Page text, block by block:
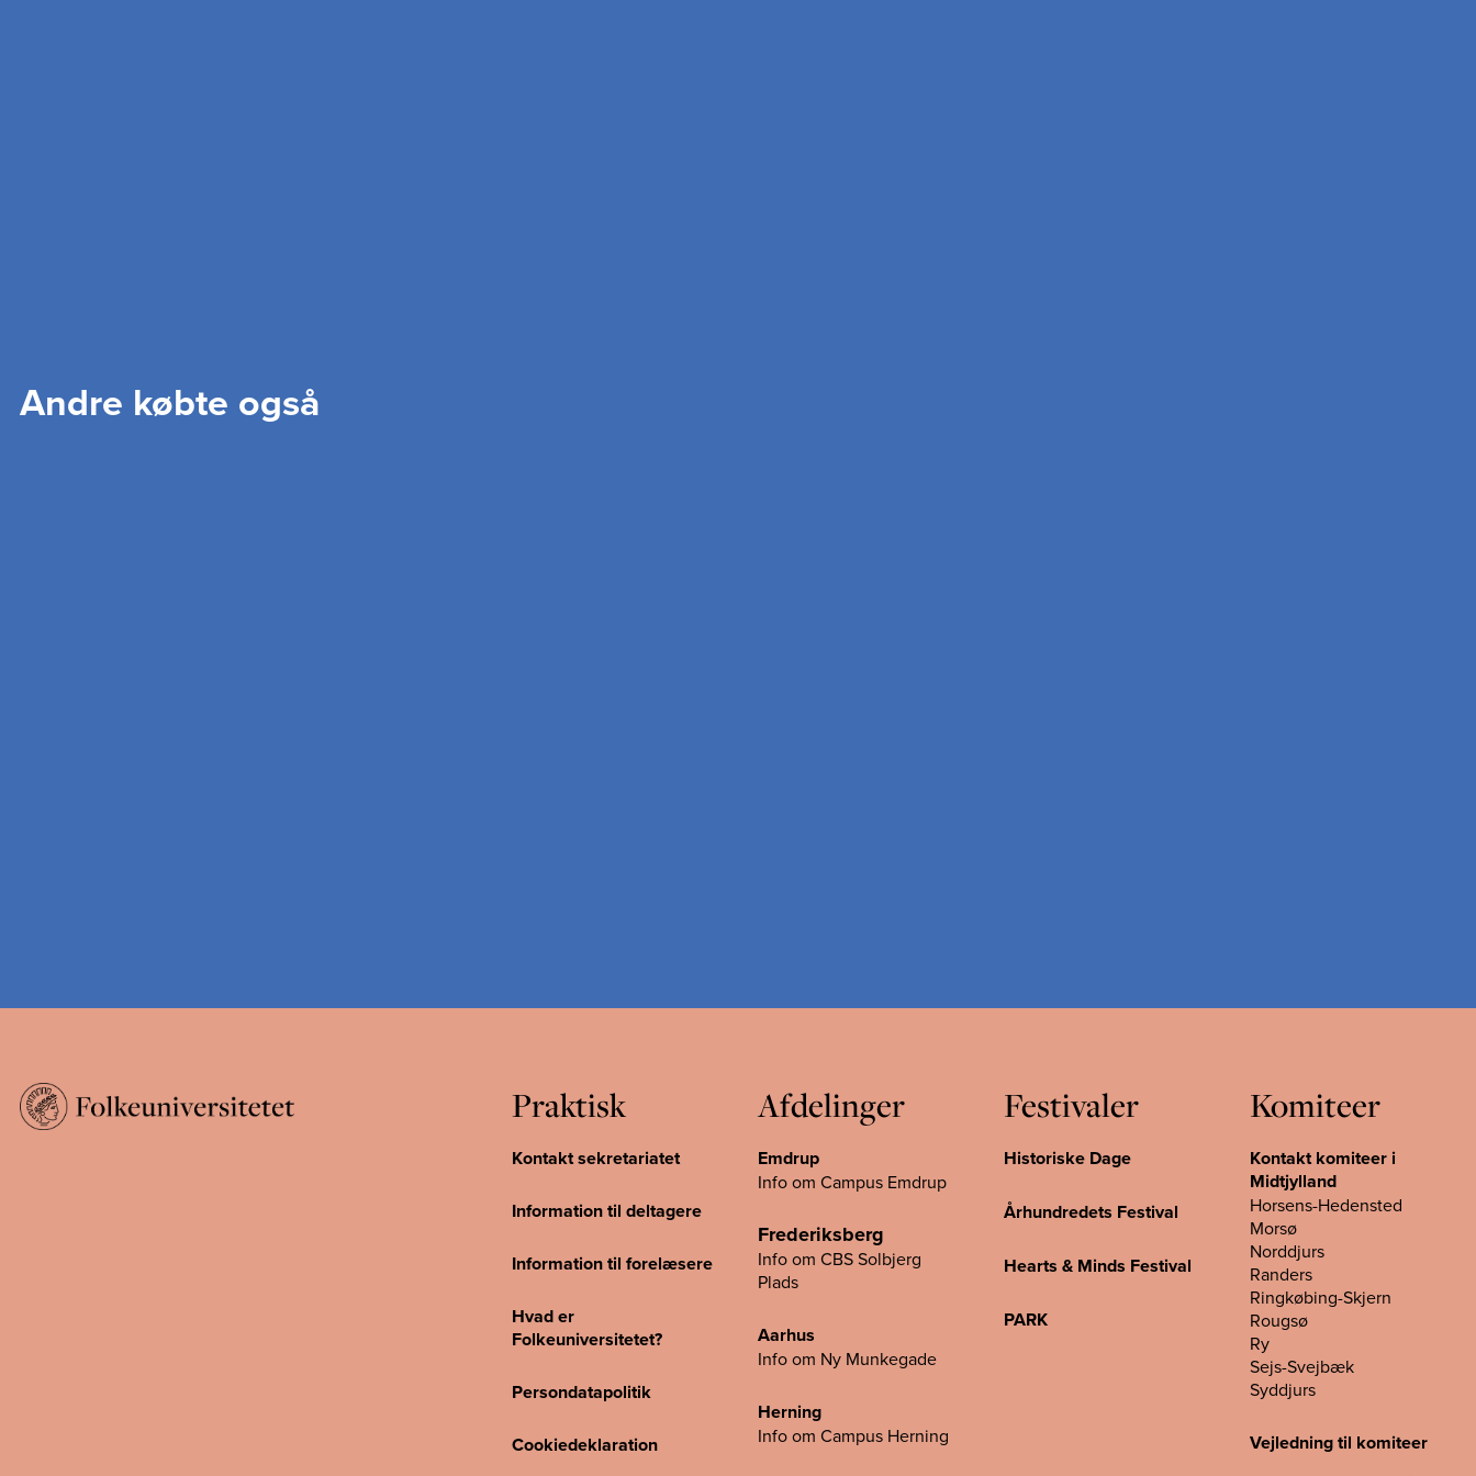
Andre købte også
Praktisk
Kontakt sekretariatet
Information til deltagere
Information til forelæsere
Hvad er
Folkeuniversitetet?
Persondatapolitik
Cookiedeklaration
Afdelinger
Emdrup
Info om Campus Emdrup
Frederiksberg
Info om CBS Solbjerg
Plads
Aarhus
Info om Ny Munkegade
Herning
Info om Campus Herning
Festivaler
Historiske Dage
Århundredets Festival
Hearts & Minds Festival
PARK
Komiteer
Kontakt komiteer i
Midtjylland
Horsens-Hedensted
Morsø
Norddjurs
Randers
Ringkøbing-Skjern
Rougsø
Ry
Sejs-Svejbæk
Syddjurs
Vejledning til komiteer